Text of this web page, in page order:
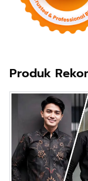
Produk